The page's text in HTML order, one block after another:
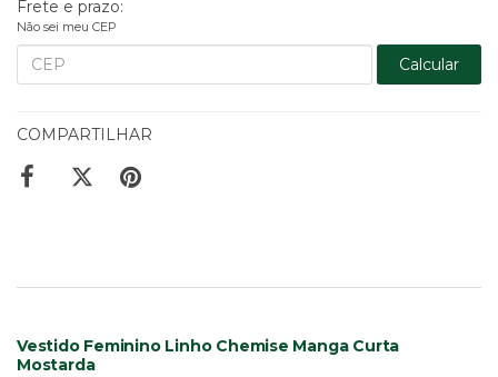
Frete e prazo:
Não sei meu CEP
Calcular
COMPARTILHAR
Vestido Feminino Linho Chemise Manga Curta
Mostarda